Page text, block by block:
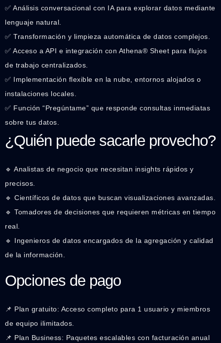
✅ Análisis conversacional con IA para explorar datos mediante
lenguaje natural.
✅ Transformación y limpieza automática de datos complejos.
✅ Acceso a API e integración con Athena® Sheet para flujos
de trabajo centralizados.
✅ Implementación flexible en la nube, entornos alojados o
instalaciones locales.
✅ Función “Pregúntame” que responde consultas inmediatas
sobre tus datos.
¿Quién puede sacarle provecho?
🔹 Analistas de negocio que necesitan insights rápidos y
precisos.
🔹 Científicos de datos que buscan visualizaciones avanzadas.
🔹 Tomadores de decisiones que requieren métricas en tiempo
real.
🔹 Ingenieros de datos encargados de la agregación y calidad
de la información.
Opciones de pago
📌 Plan gratuito: Acceso completo para 1 usuario y miembros
de equipo ilimitados.
📌 Plan Business: Paquetes escalables con facturación anual